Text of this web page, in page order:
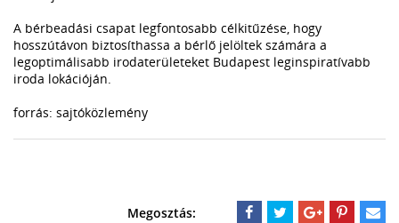
A bérbeadási csapat legfontosabb célkitűzése, hogy
hosszútávon biztosíthassa a bérlő jelöltek számára a
legoptimálisabb irodaterületeket Budapest leginspiratívabb
iroda lokációján.
forrás: sajtóközlemény